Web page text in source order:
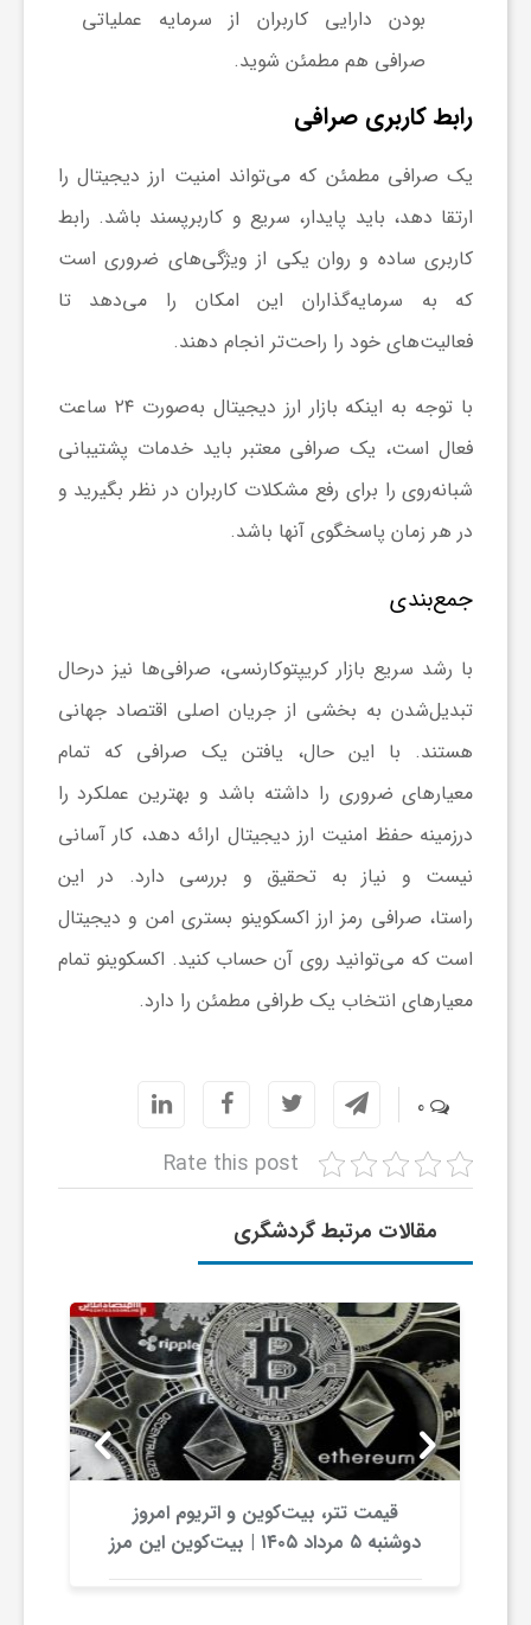
بودن دارایی کاربران از سرمایه عملیاتی
صرافی هم مطمئن شوید.
رابط کاربری صرافی
یک صرافی مطمئن که می‌تواند امنیت ارز دیجیتال را
ارتقا دهد، باید پایدار، سریع و کاربرپسند باشد. رابط
کاربری ساده و روان یکی از ویژگی‌های ضروری است
که به سرمایه‌گذاران این امکان را می‌دهد تا
فعالیت‌های خود را راحت‌تر انجام دهند.
با توجه به اینکه بازار ارز دیجیتال به‌صورت ۲۴ ساعت
فعال است، یک صرافی معتبر باید خدمات پشتیبانی
شبانه‌روی را برای رفع مشکلات کاربران در نظر بگیرید و
در هر زمان پاسخگوی آنها باشد.
جمع‌بندی
با رشد سریع بازار کریپتوکارنسی، صرافی‌ها نیز درحال
تبدیل‌شدن به بخشی از جریان اصلی اقتصاد جهانی
هستند. با این حال، یافتن یک صرافی که تمام
معیارهای ضروری را داشته باشد و بهترین عملکرد را
درزمینه حفظ امنیت ارز دیجیتال ارائه دهد، کار آسانی
نیست و نیاز به تحقیق و بررسی دارد. در این
راستا، صرافی رمز ارز اکسکوینو بستری امن و دیجیتال
است که می‌توانید روی آن حساب کنید. اکسکوینو تمام
معیارهای انتخاب یک طرافی مطمئن را دارد.
Rate this post
0
مقالات مرتبط گردشگری
کشور برتر کدامند؟